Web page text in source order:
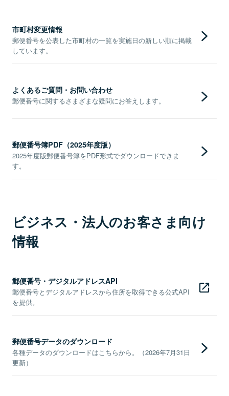
市町村変更情報
郵便番号を公表した市町村の一覧を実施日の新しい順に掲載
しています。
よくあるご質問・お問い合わせ
郵便番号に関するさまざまな疑問にお答えします。
郵便番号簿PDF（2025年度版）
2025年度版郵便番号簿をPDF形式でダウンロードできま
す。
ビジネス・法人のお客さま向け
情報
郵便番号・デジタルアドレスAPI
郵便番号とデジタルアドレスから住所を取得できる公式API
を提供。
郵便番号データのダウンロード
各種データのダウンロードはこちらから。（2026年7月31日
更新）